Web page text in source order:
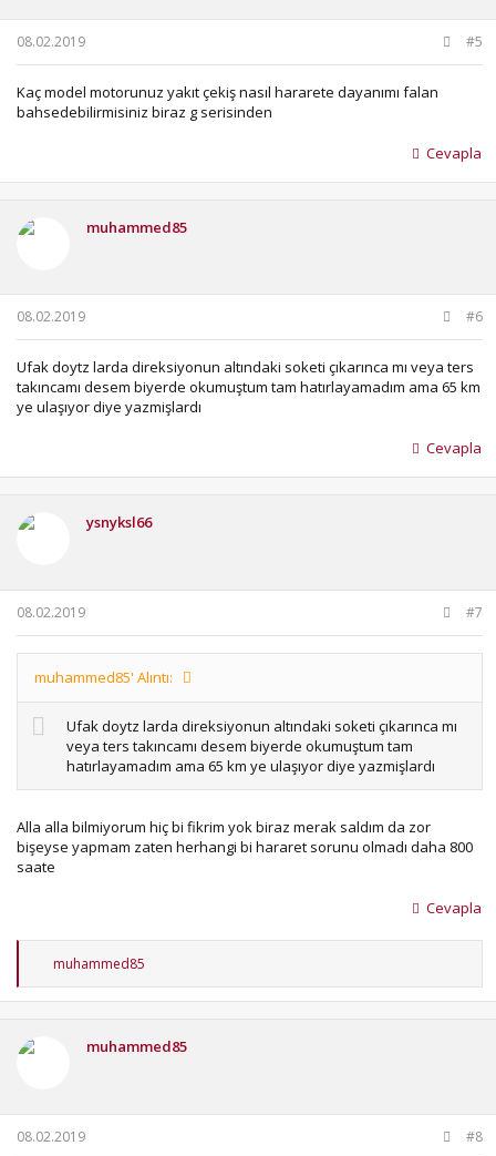
08.02.2019 #5
Kaç model motorunuz yakıt çekiş nasıl hararete dayanımı falan
bahsedebilirmisiniz biraz g serisinden
Cevapla
muhammed85
08.02.2019 #6
Ufak doytz larda direksiyonun altındaki soketi çıkarınca mı veya ters
takıncamı desem biyerde okumuştum tam hatırlayamadım ama 65 km
ye ulaşıyor diye yazmişlardı
Cevapla
ysnyksl66
08.02.2019 #7
muhammed85' Alıntı:
Ufak doytz larda direksiyonun altındaki soketi çıkarınca mı
veya ters takıncamı desem biyerde okumuştum tam
hatırlayamadım ama 65 km ye ulaşıyor diye yazmişlardı
Alla alla bilmiyorum hiç bi fikrim yok biraz merak saldım da zor
bişeyse yapmam zaten herhangi bi hararet sorunu olmadı daha 800
saate
Cevapla
T
p
muhammed85
muhammed85
08.02.2019 #8